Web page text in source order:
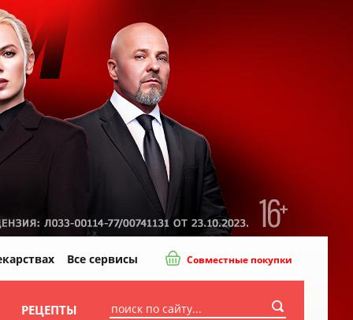
РЕЦЕПТЫ
Все сервисы Совместные покупки